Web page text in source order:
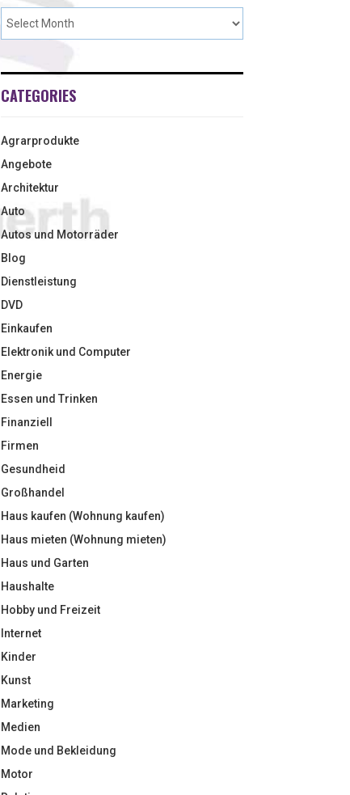
CATEGORIES
Agrarprodukte
Angebote
Architektur
Auto
Autos und Motorräder
Blog
Dienstleistung
DVD
Einkaufen
Elektronik und Computer
Energie
Essen und Trinken
Finanziell
Firmen
Gesundheid
Großhandel
Haus kaufen (Wohnung kaufen)
Haus mieten (Wohnung mieten)
Haus und Garten
Haushalte
Hobby und Freizeit
Internet
Kinder
Kunst
Marketing
Medien
Mode und Bekleidung
Motor